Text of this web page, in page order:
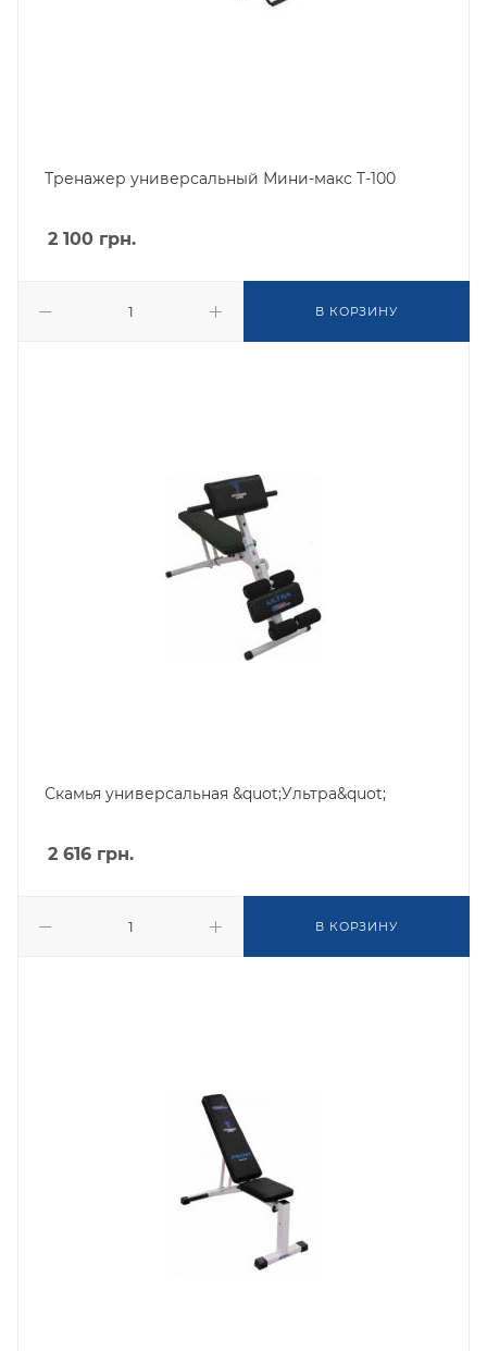
Тренажер универсальный Мини-макс T-100
2 100 грн.
В КОРЗИНУ
Скамья универсальная &quot;Ультра&quot;
2 616 грн.
В КОРЗИНУ